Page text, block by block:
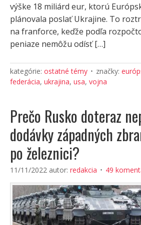
výške 18 miliárd eur, ktorú
plánovala poslať Ukrajine. To
na franforce, keďže podľa
peniaze nemôžu odísť […]
kategórie: ostatné témy značky:
federácia, ukrajina, usa, vojna
Prečo Rusko doteraz
dodávky západných
po železnici?
11/11/2022 autor: redakcia 49